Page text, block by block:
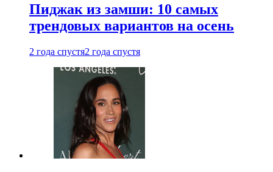
Пиджак из замши: 10 самых
трендовых вариантов на осень
2 года спустя2 года спустя